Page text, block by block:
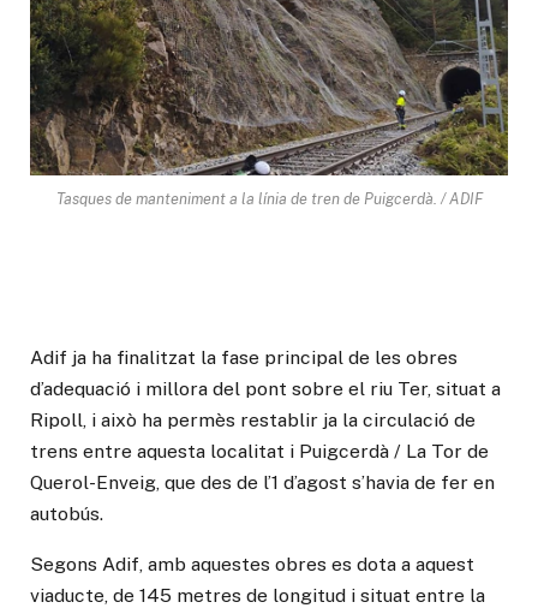
Tasques de manteniment a la línia de tren de Puigcerdà. / ADIF
Adif ja ha finalitzat la fase principal de les obres
d’adequació i millora del pont sobre el riu Ter, situat a
Ripoll, i això ha permès restablir ja la circulació de
trens entre aquesta localitat i Puigcerdà / La Tor de
Querol-Enveig, que des de l’1 d’agost s’havia de fer en
autobús.
Segons Adif, amb aquestes obres es dota a aquest
viaducte, de 145 metres de longitud i situat entre la